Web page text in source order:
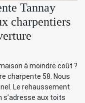
Tannay
charpentiers
à moindre coût ?
charpente 58. Nous
Le rehaussement
aux toits